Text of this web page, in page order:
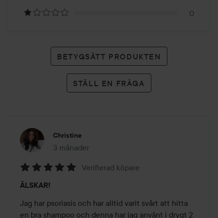
0
BETYGSÄTT PRODUKTEN
STÄLL EN FRÅGA
Christine
3 månader
Inlägget skapades 3 månader
5
av
5
Verifierad köpare
ÄLSKAR!
Jag har psoriasis och har alltid varit svårt att hitta
en bra shampoo och denna har jag använt i drygt 2